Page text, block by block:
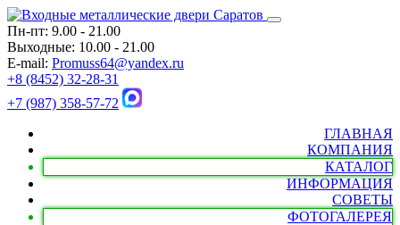
Пн-пт: 9.00 - 21.00
Выходные: 10.00 - 21.00
E-mail: Promuss64@yandex.ru
+8 (8452) 32-28-31
+7 (987) 358-57-72
ГЛАВНАЯ
КОМПАНИЯ
КАТАЛОГ
ИНФОРМАЦИЯ
СОВЕТЫ
ФОТОГАЛЕРЕЯ